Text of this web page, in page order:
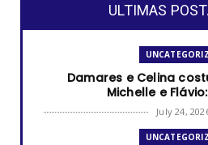
ULTIMAS
Damares e Celina
Michelle e
July 24,